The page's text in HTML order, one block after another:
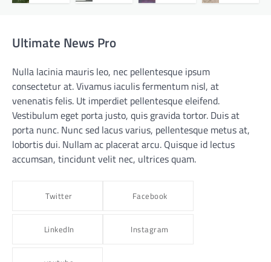
Ultimate News Pro
Nulla lacinia mauris leo, nec pellentesque ipsum
consectetur at. Vivamus iaculis fermentum nisl, at
venenatis felis. Ut imperdiet pellentesque eleifend.
Vestibulum eget porta justo, quis gravida tortor. Duis at
porta nunc. Nunc sed lacus varius, pellentesque metus at,
lobortis dui. Nullam ac placerat arcu. Quisque id lectus
accumsan, tincidunt velit nec, ultrices quam.
Twitter Facebook
LinkedIn Instagram